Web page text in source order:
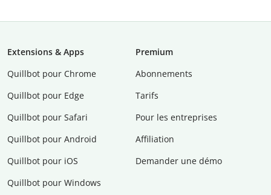
Extensions & Apps
Quillbot pour Chrome
Quillbot pour Edge
Quillbot pour Safari
Quillbot pour Android
Quillbot pour iOS
Quillbot pour Windows
Premium
Abonnements
Tarifs
Pour les entreprises
Affiliation
Demander une démo